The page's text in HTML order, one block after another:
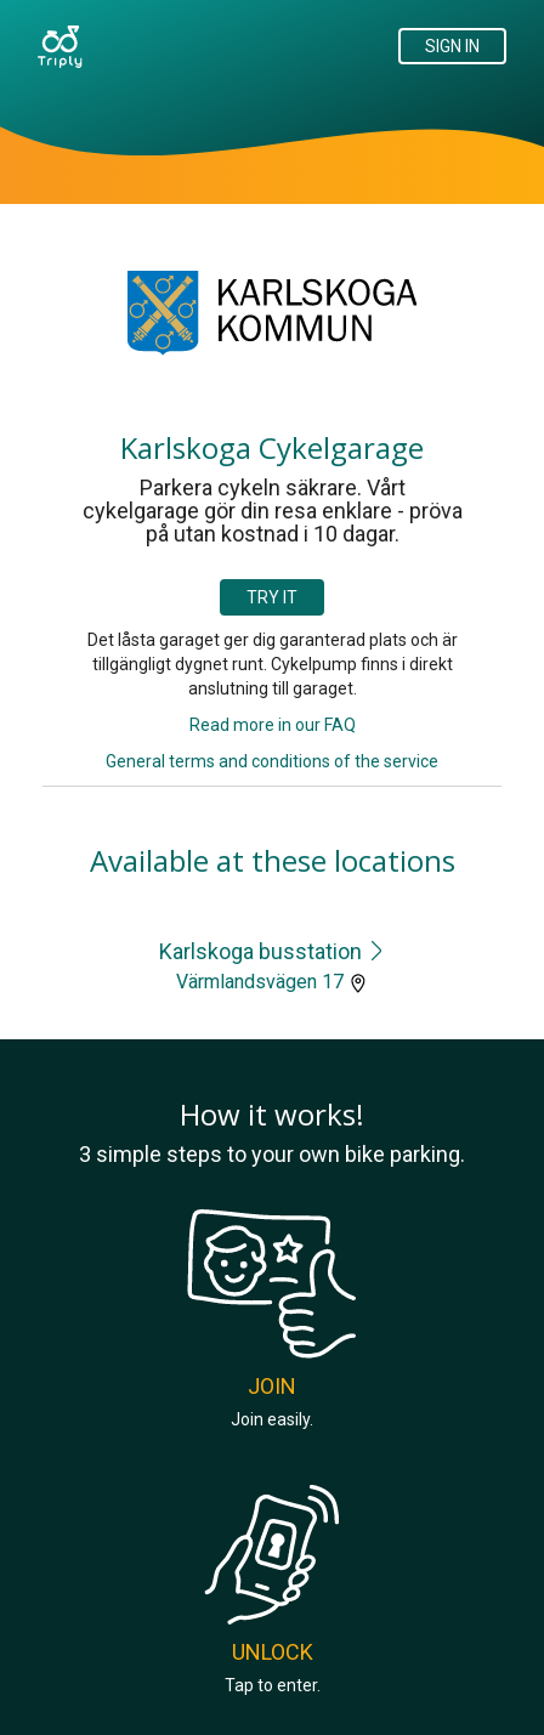
SIGN IN
Karlskoga Cykelgarage
Parkera cykeln säkrare. Vårt
cykelgarage gör din resa enklare - pröva
på utan kostnad i 10 dagar.
TRY IT
Det låsta garaget ger dig garanterad plats och är
tillgängligt dygnet runt. Cykelpump finns i direkt
anslutning till garaget.
Read more in our FAQ
General terms and conditions of the service
Available at these locations
Karlskoga busstation
Värmlandsvägen 17
How it works!
3 simple steps to your own bike parking.
JOIN
Join easily.
UNLOCK
Tap to enter.